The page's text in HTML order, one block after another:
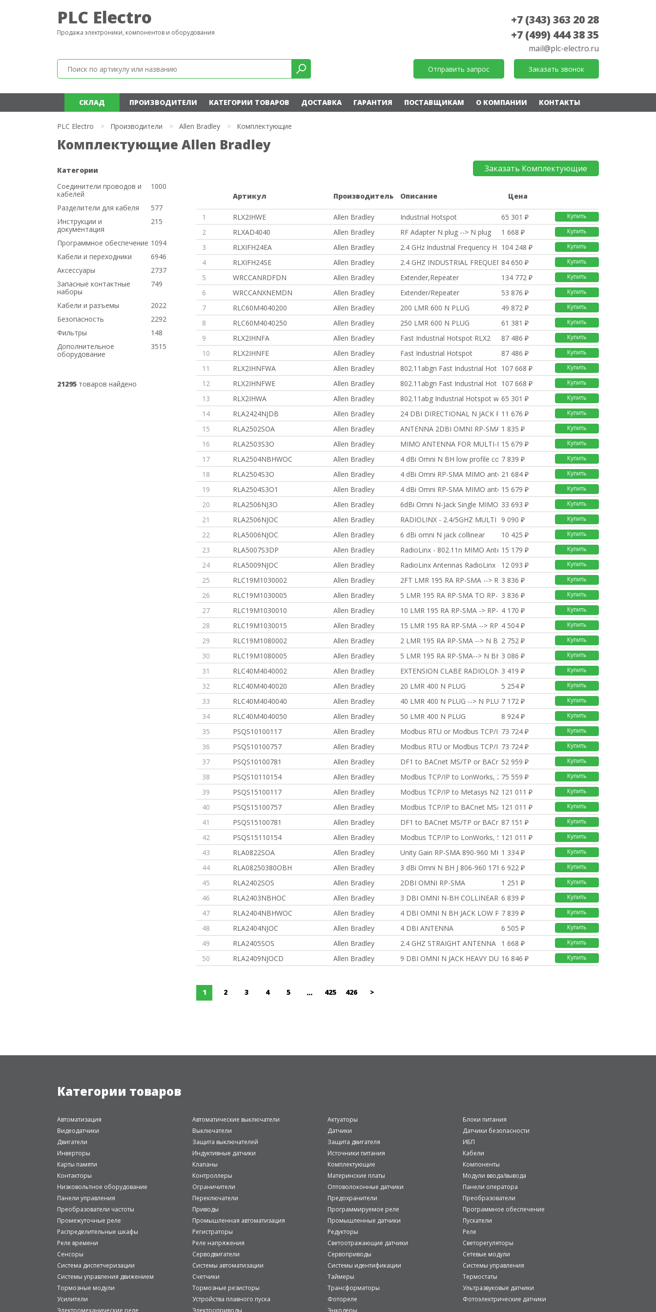
PLC Electro
Продажа электроники, компонентов и оборудования
+7 (343) 363 20 28
+7 (499) 444 38 35
mail@plc-electro.ru
Отправить запрос Заказать звонок
СКЛАД ПРОИЗВОДИТЕЛИ КАТЕГОРИИ ТОВАРОВ ДОСТАВКА ГАРАНТИЯ ПОСТАВЩИКАМ О КОМПАНИИ КОНТАКТЫ
PLC Electro > Производители > Allen Bradley > Комплектующие
Комплектующие Allen Bradley
Категории
Соединители проводов и
кабелей
1000
Разделители для кабеля
577
Инструкции и
документация
215
Программное обеспечение 1094
Кабели и переходники
6946
Аксессуары
2737
Запасные контактные
наборы
749
Кабели и разъемы
2022
Безопасность
2292
Фильтры
148
Дополнительное
оборудование
3515
21295 товаров найдено
Заказать Комплектующие
Артикул Производитель Описание Цена
1 RLX2IHWE Allen Bradley Industrial Hotspot 65 301 ₽ Купить
2 RLXAD4040 Allen Bradley RF Adapter N plug --> N plug 1 668 ₽ Купить
3 RLXIFH24EA Allen Bradley 2.4 GHz Industrial Frequency H 104 248 ₽ Купить
4 RLXIFH24SE Allen Bradley 2.4 GHZ INDUSTRIAL FREQUENCY H
84 650 ₽ Купить
5 WRCCANRDFDN Allen Bradley Extender,Repeater 134 772 ₽ Купить
6 WRCCANXNEMDN Allen Bradley Extender/Repeater 53 876 ₽ Купить
7 RLC60M4040200 Allen Bradley 200 LMR 600 N PLUG 49 872 ₽ Купить
8 RLC60M4040250 Allen Bradley 250 LMR 600 N PLUG 61 381 ₽ Купить
9 RLX2IHNFA Allen Bradley Fast Industrial Hotspot RLX2 87 486 ₽ Купить
10 RLX2IHNFE Allen Bradley Fast Industrial Hotspot 87 486 ₽ Купить
11 RLX2IHNFWA Allen Bradley 802.11abgn Fast Industrial Hot 107 668 ₽ Купить
12 RLX2IHNFWE Allen Bradley 802.11abgn Fast Industrial Hot 107 668 ₽ Купить
13 RLX2IHWA Allen Bradley 802.11abg Industrial Hotspot w 65 301 ₽ Купить
14 RLA2424NJDB Allen Bradley 24 DBI DIRECTIONAL N JACK PARA11 676 ₽ Купить
15 RLA2502SOA Allen Bradley ANTENNA 2DBI OMNI RP-SMA ARTIC
1 835 ₽ Купить
16 RLA2503S3O Allen Bradley MIMO ANTENNA FOR MULTI-BAND 3/
15 679 ₽ Купить
17 RLA2504NBHWOC Allen Bradley 4 dBi Omni N BH low profile co 7 839 ₽ Купить
18 RLA2504S3O Allen Bradley 4 dBi Omni RP-SMA MIMO antenna21 684 ₽ Купить
19 RLA2504S3O1 Allen Bradley 4 dBi Omni RP-SMA MIMO antenna15 679 ₽ Купить
20 RLA2506NJ3O Allen Bradley 6dBi Omni N-Jack Single MIMO a33 693 ₽ Купить
21 RLA2506NJOC Allen Bradley RADIOLINX - 2.4/5GHZ MULTI BAN9 090 ₽ Купить
22 RLA5006NJOC Allen Bradley 6 dBi omni N jack collinear 10 425 ₽ Купить
23 RLA5007S3DP Allen Bradley RadioLinx - 802.11n MIMO Anten15 179 ₽ Купить
24 RLA5009NJOC Allen Bradley RadioLinx Antennas RadioLinx - 12 093 ₽ Купить
25 RLC19M1030002 Allen Bradley 2FT LMR 195 RA RP-SMA --> RP-S3 836 ₽ Купить
26 RLC19M1030005 Allen Bradley 5 LMR 195 RA RP-SMA TO RP-SMA3 836 ₽ Купить
27 RLC19M1030010 Allen Bradley 10 LMR 195 RA RP-SMA -> RP-SMA4 170 ₽ Купить
28 RLC19M1030015 Allen Bradley 15 LMR 195 RA RP-SMA --> RP-SM4 504 ₽ Купить
29 RLC19M1080002 Allen Bradley 2 LMR 195 RA RP-SMA --> N BH2 752 ₽ Купить
30 RLC19M1080005 Allen Bradley 5 LMR 195 RA RP-SMA--> N BH 3 086 ₽ Купить
31 RLC40M4040002 Allen Bradley EXTENSION CLABE RADIOLONX LMR-
3 419 ₽ Купить
32 RLC40M4040020 Allen Bradley 20 LMR 400 N PLUG 5 254 ₽ Купить
33 RLC40M4040040 Allen Bradley 40 LMR 400 N PLUG --> N PLUG E7 172 ₽ Купить
34 RLC40M4040050 Allen Bradley 50 LMR 400 N PLUG 8 924 ₽ Купить
35 PSQS10100117 Allen Bradley Modbus RTU or Modbus TCP/IP to73 724 ₽ Купить
36 PSQS10100757 Allen Bradley Modbus RTU or Modbus TCP/IP to73 724 ₽ Купить
37 PSQS10100781 Allen Bradley DF1 to BACnet MS/TP or BACnet/52 959 ₽ Купить
38 PSQS10110154 Allen Bradley Modbus TCP/IP to LonWorks, 25075 559 ₽ Купить
39 PSQS15100117 Allen Bradley Modbus TCP/IP to Metasys N2, 5121 011 ₽ Купить
40 PSQS15100757 Allen Bradley Modbus TCP/IP to BACnet MS/TP121 011 ₽ Купить
41 PSQS15100781 Allen Bradley DF1 to BACnet MS/TP or BACnet/87 151 ₽ Купить
42 PSQS15110154 Allen Bradley Modbus TCP/IP to LonWorks, 500121 011 ₽ Купить
43 RLA0822SOA Allen Bradley Unity Gain RP-SMA 890-960 MHz,1 334 ₽ Купить
44 RLA08250380OBH Allen Bradley 3 dBi Omni N BH J 806-960 17106 922 ₽ Купить
45 RLA2402SOS Allen Bradley 2DBI OMNI RP-SMA 1 251 ₽ Купить
46 RLA2403NBHOC Allen Bradley 3 DBI OMNI N-BH COLLINEAR 6 839 ₽ Купить
47 RLA2404NBHWOC Allen Bradley 4 DBI OMNI N BH JACK LOW PROFI
7 839 ₽ Купить
48 RLA2404NJOC Allen Bradley 4 DBI ANTENNA 6 505 ₽ Купить
49 RLA2405SOS Allen Bradley 2.4 GHZ STRAIGHT ANTENNA 1 668 ₽ Купить
50 RLA2409NJOCD Allen Bradley 9 DBI OMNI N JACK HEAVY DUTY C16 846 ₽ Купить
1 2 3 4 5 ... 425 426 >
Категории товаров
Автоматизация Автоматические выключатели Актуаторы
Блоки питания
Видеодатчики
Выключатели Датчики
Датчики безопасности
Двигатели
Защита выключателей Защита двигателя
ИБП
Инверторы
Индуктивные датчики Источники питания
Кабели
Карты памяти
Клапаны Комплектующие
Компоненты
Контакторы
Контроллеры Материнские платы
Модули ввода/вывода
Низковольтное оборудование
Ограничители Оптоволоконные датчики
Панели оператора
Панели управления
Переключатели Предохранители
Преобразователи
Преобразователи частоты
Приводы Программируемое реле
Программное обеспечение
Промежуточные реле
Промышленная автоматизация Промышленные датчики
Пускатели
Распределительные шкафы
Регистраторы Редукторы
Реле
Реле времени
Реле напряжения Светоотражающие датчики
Светорегуляторы
Сенсоры
Серводвигатели Сервоприводы
Сетевые модули
Система диспетчеризации
Системы автоматизации Системы идентификации
Системы управления
Системы управления движением
Счетчики Таймеры
Термостаты
Тормозные модули
Тормозные резисторы Трансформаторы
Ультразвуковые датчики
Усилители
Устройства плавного пуска Фотореле
Фотоэлектрические датчики
Электромеханические реле
Электроприводы Энкодеры